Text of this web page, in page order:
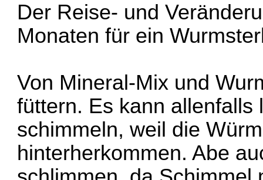
Der Reise- und
Monaten für ein
Von Mineral-Mix und
füttern. Es kann
schimmeln, weil die
hinterherkommen. Abe